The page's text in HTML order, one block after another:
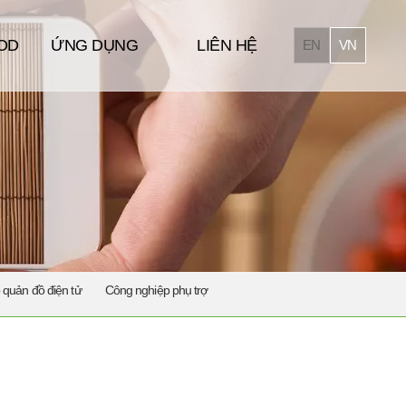
ỨNG DỤNG
Nguyên liệu thực phẩm
Hoa quả sấy
Sashimi, thịt tươi
Dược phẩm
LIÊN HỆ EN VN
quản đồ điện tử Công nghiệp phụ trợ